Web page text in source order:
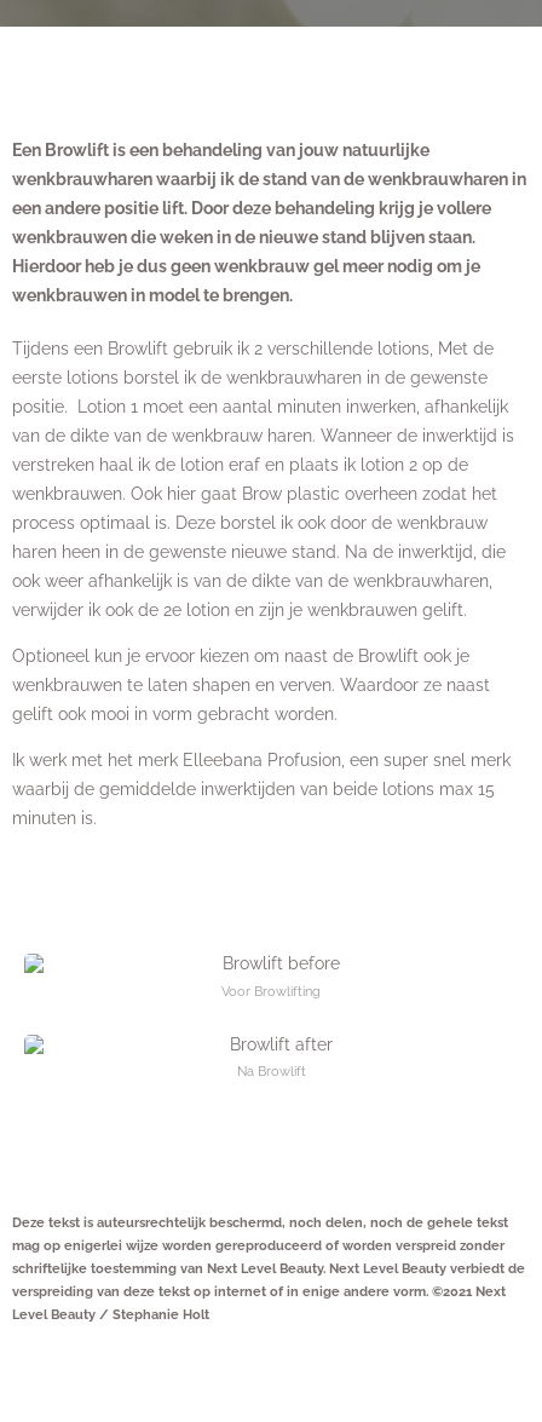
Een Browlift is een behandeling van jouw natuurlijke
wenkbrauwharen waarbij ik de stand van de wenkbrauwharen in
een andere positie lift. Door deze behandeling krijg je vollere
wenkbrauwen die weken in de nieuwe stand blijven staan.
Hierdoor heb je dus geen wenkbrauw gel meer nodig om je
wenkbrauwen in model te brengen.
Tijdens een Browlift gebruik ik 2 verschillende lotions, Met de
eerste lotions borstel ik de wenkbrauwharen in de gewenste
positie. Lotion 1 moet een aantal minuten inwerken, afhankelijk
van de dikte van de wenkbrauw haren. Wanneer de inwerktijd is
verstreken haal ik de lotion eraf en plaats ik lotion 2 op de
wenkbrauwen. Ook hier gaat Brow plastic overheen zodat het
process optimaal is. Deze borstel ik ook door de wenkbrauw
haren heen in de gewenste nieuwe stand. Na de inwerktijd, die
ook weer afhankelijk is van de dikte van de wenkbrauwharen,
verwijder ik ook de 2e lotion en zijn je wenkbrauwen gelift.
Optioneel kun je ervoor kiezen om naast de Browlift ook je
wenkbrauwen te laten shapen en verven. Waardoor ze naast
gelift ook mooi in vorm gebracht worden.
Ik werk met het merk Elleebana Profusion, een super snel merk
waarbij de gemiddelde inwerktijden van beide lotions max 15
minuten is.
Voor Browlifting
Na Browlift
Deze tekst is auteursrechtelijk beschermd, noch delen, noch de gehele tekst
mag op enigerlei wijze worden gereproduceerd of worden verspreid zonder
schriftelijke toestemming van Next Level Beauty. Next Level Beauty verbiedt de
verspreiding van deze tekst op internet of in enige andere vorm. ©2021 Next
Level Beauty / Stephanie Holt